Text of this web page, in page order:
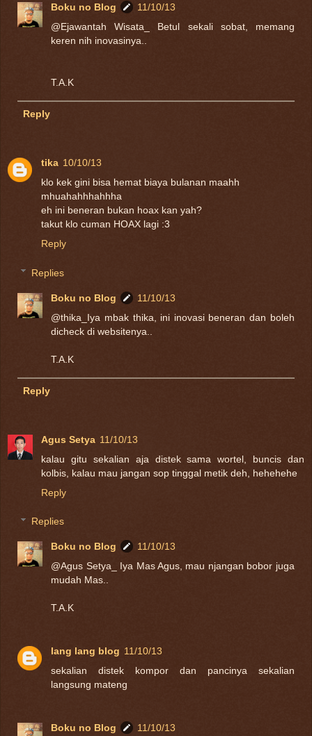
Boku no Blog
11/10/13
@Ejawantah Wisata_ Betul sekali sobat, memang
keren nih inovasinya..
T.A.K
Reply
tika 10/10/13
klo kek gini bisa hemat biaya bulanan maahh
mhuahahhhahhha
eh ini beneran bukan hoax kan yah?
takut klo cuman HOAX lagi :3
Reply
Replies
Boku no Blog
11/10/13
@thika_Iya mbak thika, ini inovasi beneran dan boleh
dicheck di websitenya..
T.A.K
Reply
Agus Setya 11/10/13
kalau gitu sekalian aja distek sama wortel, buncis dan
kolbis, kalau mau jangan sop tinggal metik deh, hehehehe
Reply
Replies
Boku no Blog
11/10/13
@Agus Setya_ Iya Mas Agus, mau njangan bobor juga
mudah Mas..
T.A.K
lang lang blog 11/10/13
sekalian distek kompor dan pancinya sekalian
langsung mateng
Boku no Blog 11/10/13